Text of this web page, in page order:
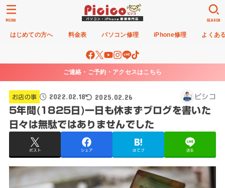
はじめての方へ 料金表 パソコン修理 iPhone修理 よくあ
SEARCH
MENU
ご連絡・ご予約・アクセスはこちら
お店の事 2022.02.18 2025.02.26 ピシコ
5年間(1825日)一日も休まずブログを書いた
日々は無駄ではありませんでした
ポスト シェア はてブ 送る